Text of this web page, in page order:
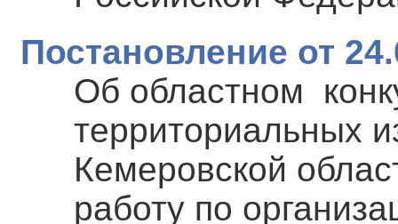
Постановление от
Об областном
территориальных
Кемеровской
работу по